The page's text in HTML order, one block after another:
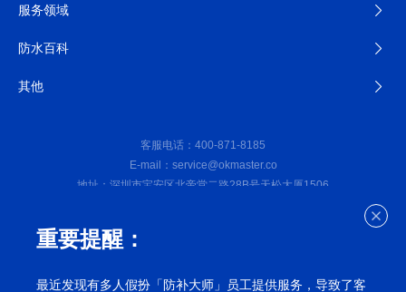
服务领域
防水百科
其他
客服电话：400-871-8185
E-mail：service@okmaster.co
地址：深圳市宝安区北帝堂二路28B号天松大厦1506
深圳防水补漏公司©2023防补大师（深圳）防水工程有限公司
重要提醒：
最近发现有多人假扮「防补大师」员工提供服务，导致了客